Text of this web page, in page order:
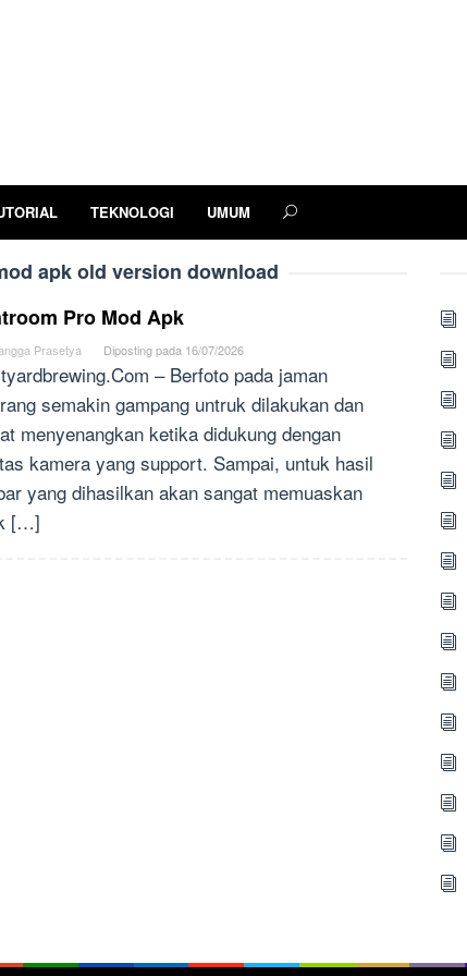
TEKNOLOGI UMUM
apk old version download
Pro Mod Apk
Prasetya Diposting pada 16/07/2026
– Berfoto pada jaman
semakin gampang untruk dilakukan dan
menyenangkan ketika didukung dengan
kamera yang support. Sampai, untuk hasil
yang dihasilkan akan sangat memuaskan
[…]